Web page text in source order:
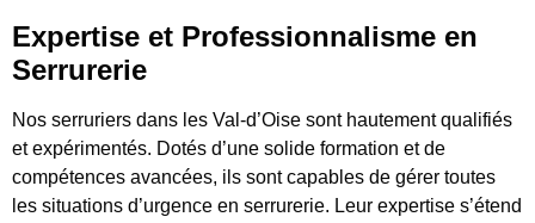
Expertise et Professionnalisme en
Serrurerie
Nos serruriers dans les Val-d’Oise sont hautement qualifiés
et expérimentés. Dotés d’une solide formation et de
compétences avancées, ils sont capables de gérer toutes
les situations d’urgence en serrurerie. Leur expertise s’étend